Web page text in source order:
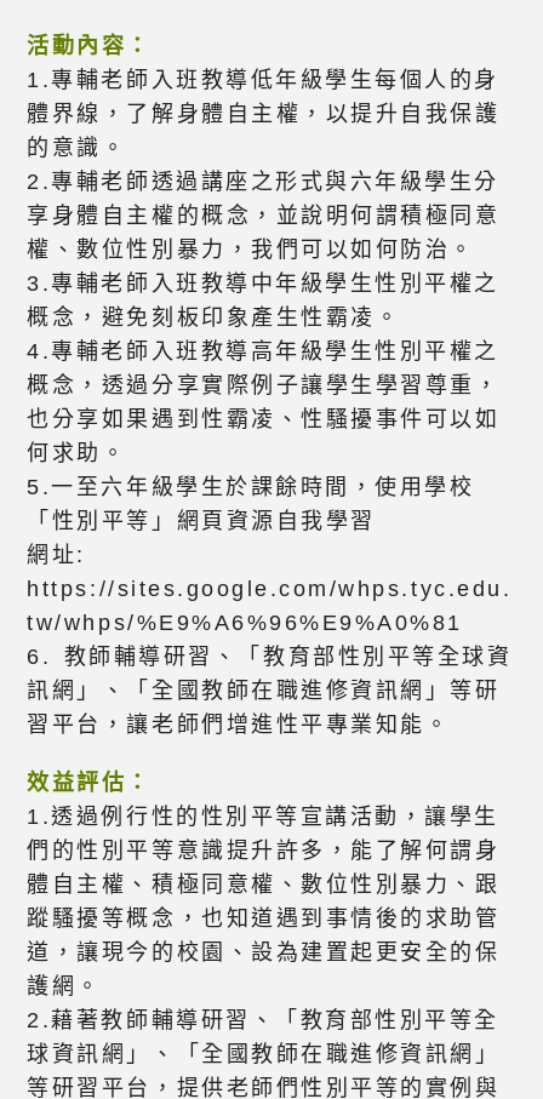
活動內容：
1.專輔老師入班教導低年級學生每個人的身
體界線，了解身體自主權，以提升自我保護
的意識。
2.專輔老師透過講座之形式與六年級學生分
享身體自主權的概念，並說明何謂積極同意
權、數位性別暴力，我們可以如何防治。
3.專輔老師入班教導中年級學生性別平權之
概念，避免刻板印象產生性霸凌。
4.專輔老師入班教導高年級學生性別平權之
概念，透過分享實際例子讓學生學習尊重，
也分享如果遇到性霸凌、性騷擾事件可以如
何求助。
5.一至六年級學生於課餘時間，使用學校
「性別平等」網頁資源自我學習
網址:
https://sites.google.com/whps.tyc.edu.
tw/whps/%E9%A6%96%E9%A0%81
6. 教師輔導研習、「教育部性別平等全球資
訊網」、「全國教師在職進修資訊網」等研
習平台，讓老師們增進性平專業知能。
效益評估：
1.透過例行性的性別平等宣講活動，讓學生
們的性別平等意識提升許多，能了解何謂身
體自主權、積極同意權、數位性別暴力、跟
蹤騷擾等概念，也知道遇到事情後的求助管
道，讓現今的校園、設為建置起更安全的保
護網。
2.藉著教師輔導研習、「教育部性別平等全
球資訊網」、「全國教師在職進修資訊網」
等研習平台，提供老師們性別平等的實例與